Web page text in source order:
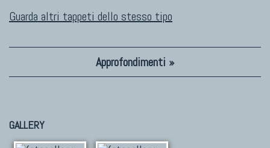
Guarda altri tappeti dello stesso tipo
Approfondimenti »
GALLERY